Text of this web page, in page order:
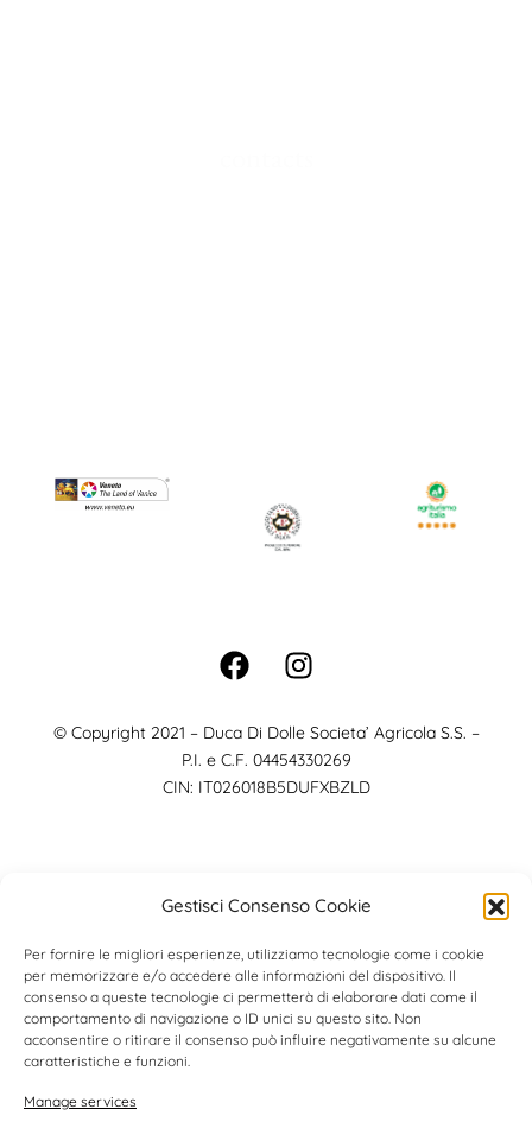
Gestisci Consenso Cookie
Per fornire le migliori esperienze, utilizziamo tecnologie come i cookie
per memorizzare e/o accedere alle informazioni del dispositivo. Il
consenso a queste tecnologie ci permetterà di elaborare dati come il
comportamento di navigazione o ID unici su questo sito. Non
acconsentire o ritirare il consenso può influire negativamente su alcune
caratteristiche e funzioni.
Manage services
© Copyright 2021 – Duca Di Dolle Societa’ Agricola S.S. –
P.I. e C.F. 04454330269
CIN: IT026018B5DUFXBZLD